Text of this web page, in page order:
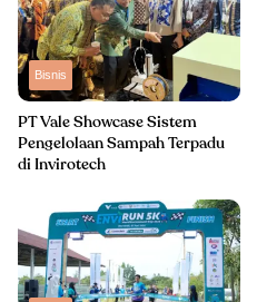
Bisnis
PT Vale Showcase Sistem
Pengelolaan Sampah Terpadu
di Invirotech